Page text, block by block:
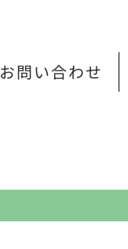
お問い合わせ